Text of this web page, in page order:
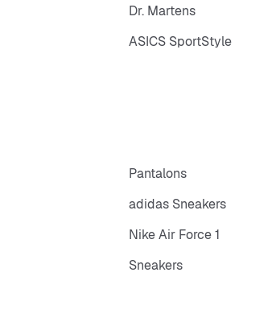
Dr. Martens
ASICS SportStyle
Pantalons
adidas Sneakers
Nike Air Force 1
Sneakers